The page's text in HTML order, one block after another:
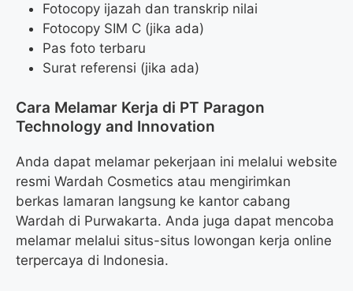
Fotocopy ijazah dan transkrip nilai
Fotocopy SIM C (jika ada)
Pas foto terbaru
Surat referensi (jika ada)
Cara Melamar Kerja di PT Paragon
Technology and Innovation
Anda dapat melamar pekerjaan ini melalui website
resmi Wardah Cosmetics atau mengirimkan
berkas lamaran langsung ke kantor cabang
Wardah di Purwakarta. Anda juga dapat mencoba
melamar melalui situs-situs lowongan kerja online
terpercaya di Indonesia.